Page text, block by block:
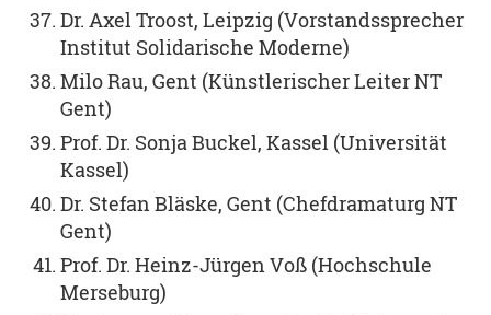
Dr. Axel Troost, Leipzig (Vorstandssprecher
Institut Solidarische Moderne)
Milo Rau, Gent (Künstlerischer Leiter NT
Gent)
Prof. Dr. Sonja Buckel, Kassel (Universität
Kassel)
Dr. Stefan Bläske, Gent (Chefdramaturg NT
Gent)
Prof. Dr. Heinz-Jürgen Voß (Hochschule
Merseburg)